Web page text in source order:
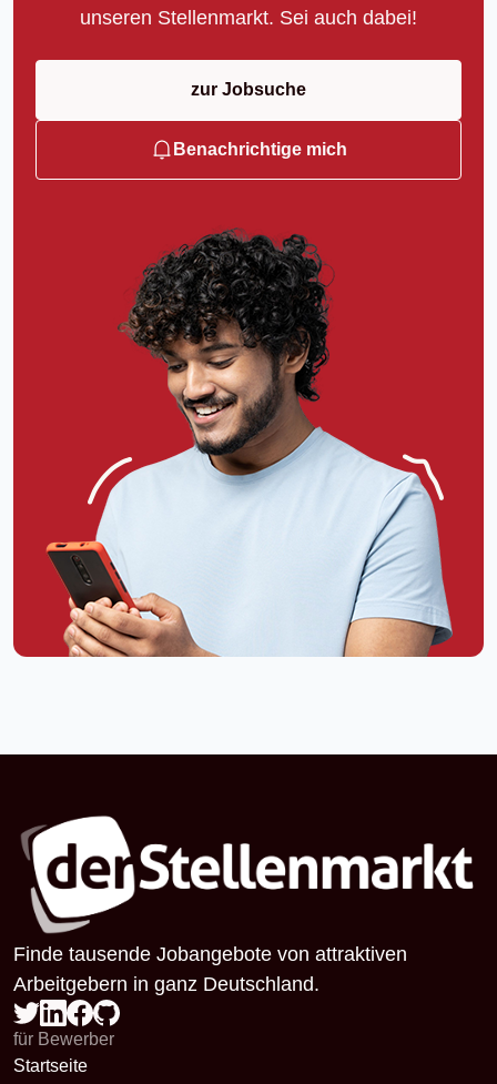
unseren Stellenmarkt. Sei auch dabei!
zur Jobsuche
Benachrichtige mich
Finde tausende Jobangebote von attraktiven
Arbeitgebern in ganz Deutschland.
für Bewerber
Startseite